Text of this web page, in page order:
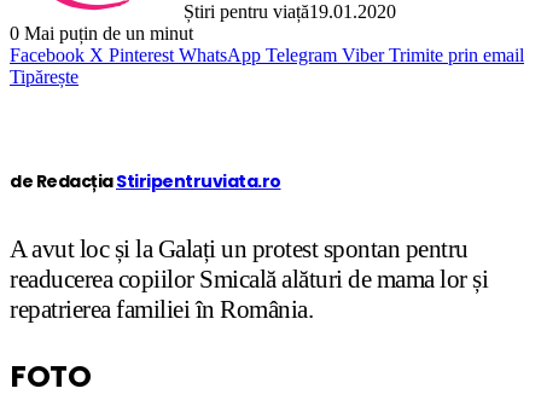
Știri pentru viață19.01.2020
0 Mai puțin de un minut
Facebook X Pinterest WhatsApp Telegram Viber Trimite prin email
Tipărește
de RedacțiaStiripentruviata.ro
A avut loc și la Galați un protest spontan pentru
readucerea copiilor Smicală alături de mama lor și
repatrierea familiei în România.
FOTO